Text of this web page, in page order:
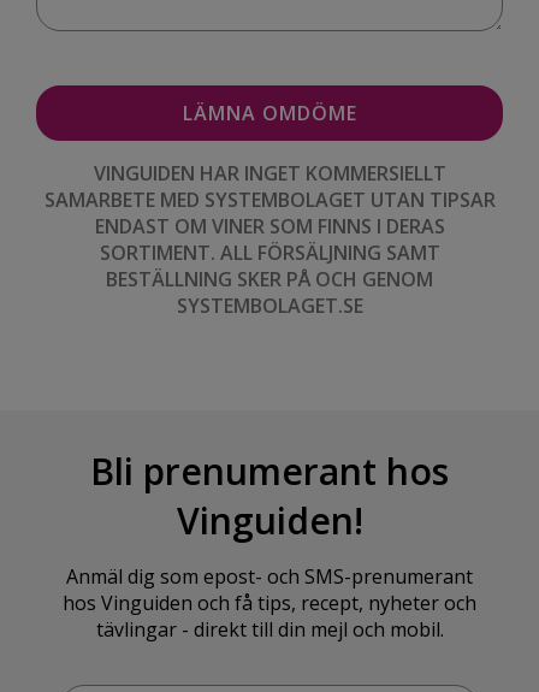
VINGUIDEN HAR INGET KOMMERSIELLT
SAMARBETE MED SYSTEMBOLAGET UTAN TIPSAR
ENDAST OM VINER SOM FINNS I DERAS
SORTIMENT. ALL FÖRSÄLJNING SAMT
BESTÄLLNING SKER PÅ OCH GENOM
SYSTEMBOLAGET.SE
Bli prenumerant hos
Vinguiden!
Anmäl dig som epost- och SMS-prenumerant
hos Vinguiden och få tips, recept, nyheter och
tävlingar - direkt till din mejl och mobil.